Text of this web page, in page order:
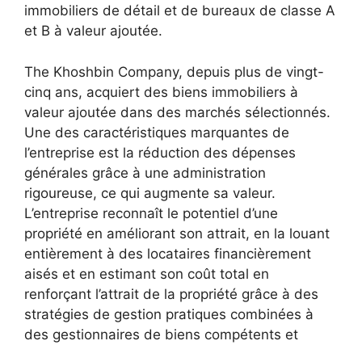
immobiliers de détail et de bureaux de classe A
et B à valeur ajoutée.
The Khoshbin Company, depuis plus de vingt-
cinq ans, acquiert des biens immobiliers à
valeur ajoutée dans des marchés sélectionnés.
Une des caractéristiques marquantes de
l’entreprise est la réduction des dépenses
générales grâce à une administration
rigoureuse, ce qui augmente sa valeur.
L’entreprise reconnaît le potentiel d’une
propriété en améliorant son attrait, en la louant
entièrement à des locataires financièrement
aisés et en estimant son coût total en
renforçant l’attrait de la propriété grâce à des
stratégies de gestion pratiques combinées à
des gestionnaires de biens compétents et